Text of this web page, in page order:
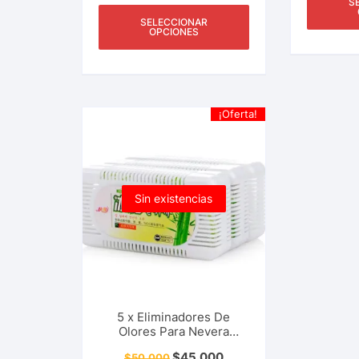
SELECCIONAR
OPCIONES
Sin existencias
¡Oferta!
5 x Eliminadores De
Olores Para Nevera